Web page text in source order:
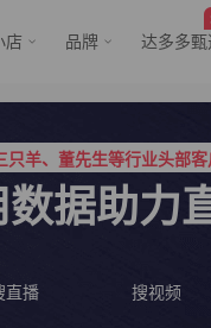
店 品牌 达多多甄
只羊、董先生等行业头部客
格屠夫，年卡会员低至
数据助力
直播 搜视频